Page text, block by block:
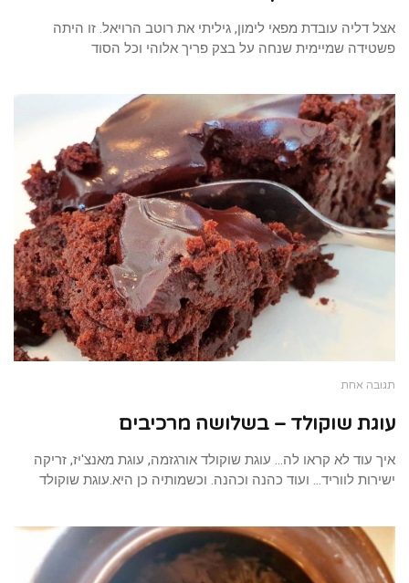
אצל דליה עובדת מפאי לימון, גיליתי את רוטב הרויאל. זו היתה
פשטידה שמיימית שנחה על בצק פריך אלוהי וכל הסוד
תגובה אחת
עוגת שוקולד – בשלושה מרכיבים
איך עוד לא קראו לה… עוגת שוקולד אורגזמה, עוגת מאנצ'יז, זריקה
ישירות לווריד… ועוד כהנה וכהנה. וכשמותיה כן היא.עוגת שוקולד